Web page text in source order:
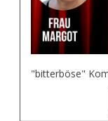
"bitterböse"